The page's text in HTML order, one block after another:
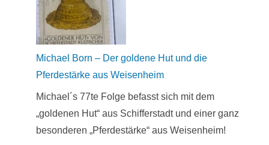
Michael Born – Der goldene Hut und die
Pferdestärke aus Weisenheim
Michael´s 77te Folge befasst sich mit dem
„goldenen Hut“ aus Schifferstadt und einer ganz
besonderen „Pferdestärke“ aus Weisenheim!